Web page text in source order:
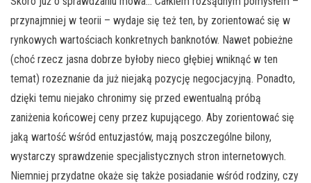
przynajmniej w teorii – wydaje się też ten, by zorientować się w
rynkowych wartościach konkretnych banknotów. Nawet pobieżne
(choć rzecz jasna dobrze byłoby nieco głębiej wniknąć w ten
temat) rozeznanie da już niejaką pozycję negocjacyjną. Ponadto,
dzięki temu niejako chronimy się przed ewentualną próbą
zaniżenia końcowej ceny przez kupującego. Aby zorientować się
jaką wartość wśród entuzjastów, mają poszczególne bilony,
wystarczy sprawdzenie specjalistycznych stron internetowych.
Niemniej przydatne okaże się także posiadanie wśród rodziny, czy